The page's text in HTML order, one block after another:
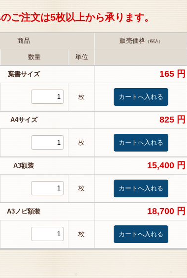
ご注文は5枚以上から承ります。
商品 販売価格（税込）
数量 単位
葉書サイズ 165 円
枚
A4サイズ 825 円
枚
A3額装 15,400 円
枚
A3ノビ額装 18,700 円
枚